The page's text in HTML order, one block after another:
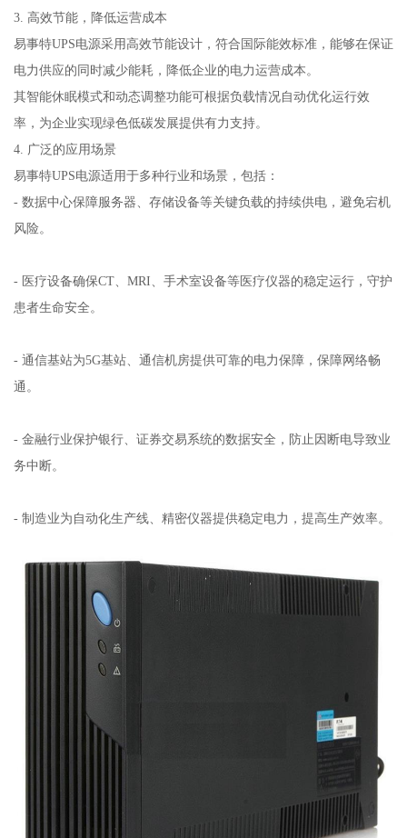
3. 高效节能，降低运营成本
易事特UPS电源采用高效节能设计，符合国际能效标准，能够在保证
电力供应的同时减少能耗，降低企业的电力运营成本。
其智能休眠模式和动态调整功能可根据负载情况自动优化运行效
率，为企业实现绿色低碳发展提供有力支持。
4. 广泛的应用场景
易事特UPS电源适用于多种行业和场景，包括：
- 数据中心保障服务器、存储设备等关键负载的持续供电，避免宕机
风险。
- 医疗设备确保CT、MRI、手术室设备等医疗仪器的稳定运行，守护
患者生命安全。
- 通信基站为5G基站、通信机房提供可靠的电力保障，保障网络畅
通。
- 金融行业保护银行、证券交易系统的数据安全，防止因断电导致业
务中断。
- 制造业为自动化生产线、精密仪器提供稳定电力，提高生产效率。